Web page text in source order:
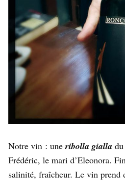
Notre vin : uneribolla gialla
Frédéric, le mari d’Eleonora.
salinité, fraîcheur. Le vin prend